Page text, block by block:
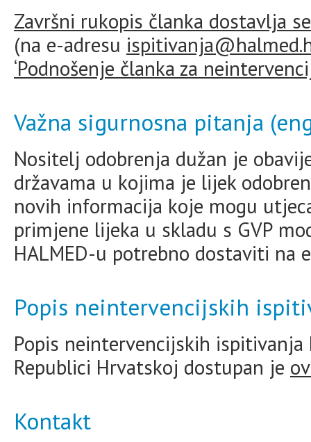
Završni rukopis članka dostavlja
(na e-adresu
‘Podnošenje članka za
Važna sigurnosna pitanja
Nositelj odobrenja dužan je
državama u kojima je lijek
novih informacija koje mogu
primjene lijeka u skladu s GVP
HALMED-u potrebno dostaviti na
Popis neintervencijskih
Popis neintervencijskih
Republici Hrvatskoj dostupan je
Kontakt